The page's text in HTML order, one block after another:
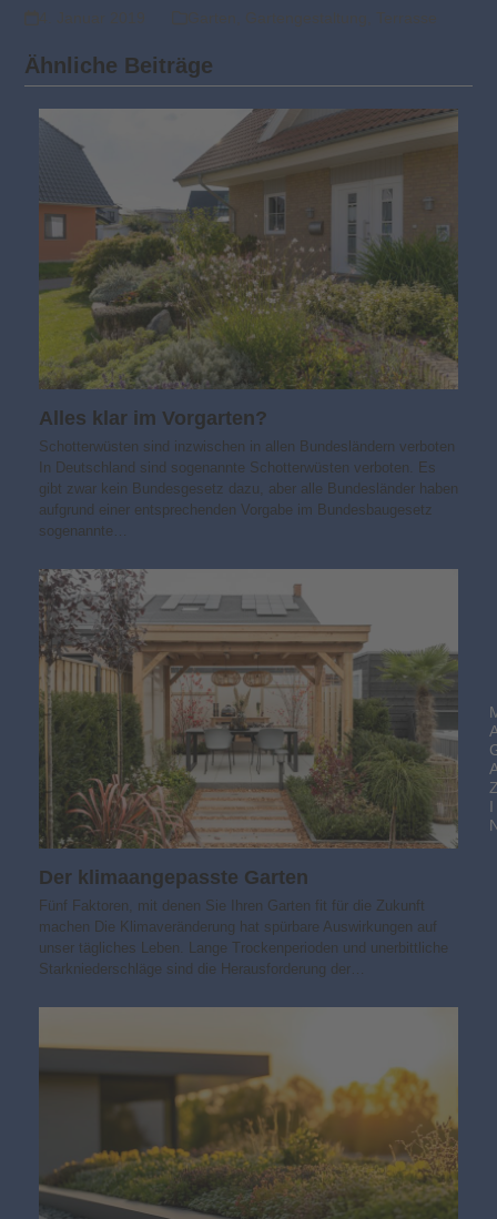
Ähnliche Beiträge
Alles klar im Vorgarten?
Schotterwüsten sind inzwischen in allen Bundesländern verboten
In Deutschland sind sogenannte Schotterwüsten verboten. Es
gibt zwar kein Bundesgesetz dazu, aber alle Bundesländer haben
aufgrund einer entsprechenden Vorgabe im Bundesbaugesetz
sogenannte…
Der klimaangepasste Garten
Fünf Faktoren, mit denen Sie Ihren Garten fit für die Zukunft
machen Die Klimaveränderung hat spürbare Auswirkungen auf
unser tägliches Leben. Lange Trockenperioden und unerbittliche
Starkniederschläge sind die Herausforderung der…
I